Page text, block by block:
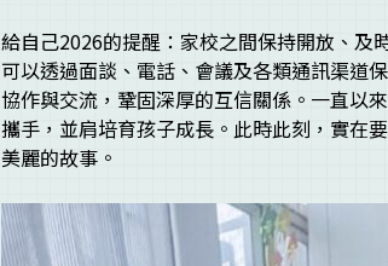
給自己2026的提醒：家校之間保持開放、及
可以透過面談、電話、會議及各類通訊渠道
協作與交流，鞏固深厚的互信關係。一直以
攜手，並肩培育孩子成長。此時此刻，實在
美麗的故事。